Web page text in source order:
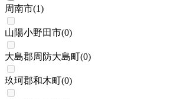
周南市(1)
山陽小野田市(0)
大島郡周防大島町(0)
玖珂郡和木町(0)